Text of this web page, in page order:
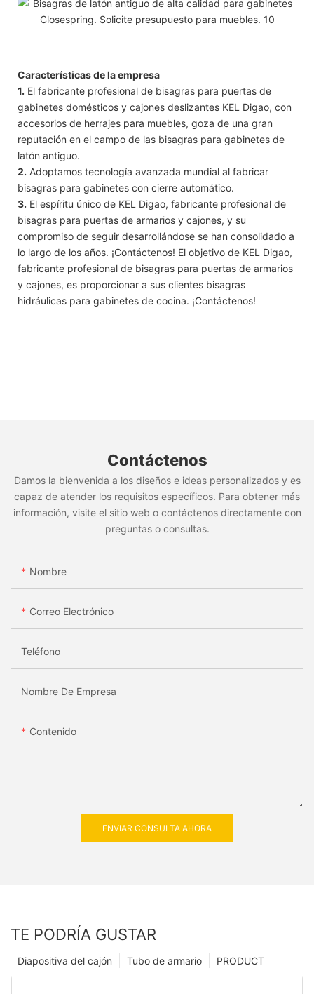
Características de la empresa
1. El fabricante profesional de bisagras para puertas de
gabinetes domésticos y cajones deslizantes KEL Digao, con
accesorios de herrajes para muebles, goza de una gran
reputación en el campo de las bisagras para gabinetes de
latón antiguo.
2. Adoptamos tecnología avanzada mundial al fabricar
bisagras para gabinetes con cierre automático.
3. El espíritu único de KEL Digao, fabricante profesional de
bisagras para puertas de armarios y cajones, y su
compromiso de seguir desarrollándose se han consolidado a
lo largo de los años. ¡Contáctenos! El objetivo de KEL Digao,
fabricante profesional de bisagras para puertas de armarios
y cajones, es proporcionar a sus clientes bisagras
hidráulicas para gabinetes de cocina. ¡Contáctenos!
Contáctenos
Damos la bienvenida a los diseños e ideas personalizados y es
capaz de atender los requisitos específicos. Para obtener más
información, visite el sitio web o contáctenos directamente con
preguntas o consultas.
Nombre
Correo Electrónico
Teléfono
Nombre De Empresa
Contenido
ENVIAR CONSULTA AHORA
TE PODRÍA GUSTAR
PRODUCT
Tubo de armario
Diapositiva del cajón